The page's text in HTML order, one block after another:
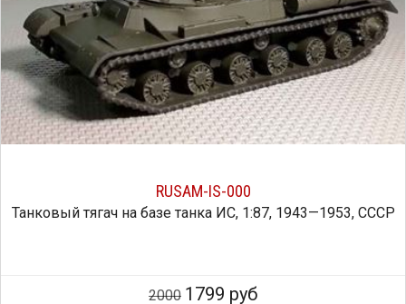
RUSAM-IS-000
Танковый тягач на базе танка ИС, 1:87, 1943—1953, СССР
2000 1799 руб